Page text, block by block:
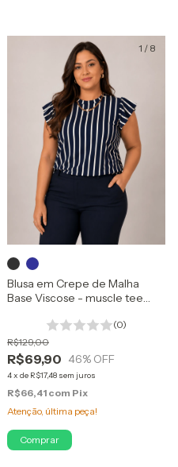
1 / 8
Blusa em Crepe de Malha
Base Viscose - muscle tee
(0)
R$69,90
R$129,00
46% OFF
4x de R$17,48 sem juros
R$66,41 com Pix
Atenção, última peça!
Comprar